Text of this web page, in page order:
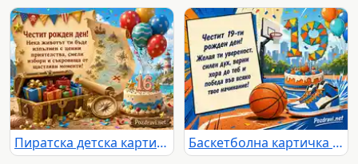
Пиратска детска картичка за 16-и рожден ден със съкровища и балони
Баскетболна картичка за 19-ти рожден ден с торта и кецове